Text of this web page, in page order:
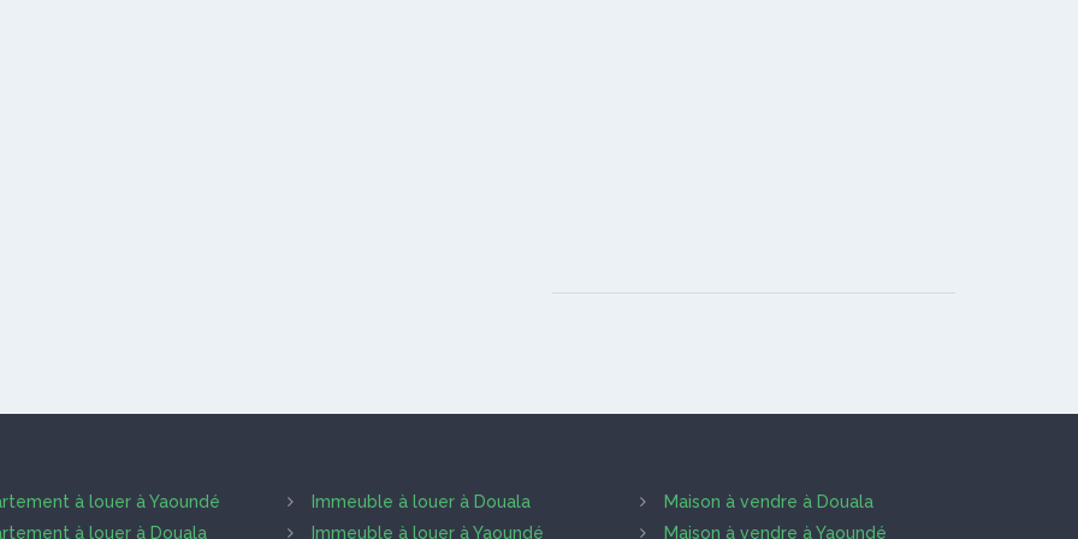
à louer à Yaoundé
à louer à Douala
Immeuble à louer à Douala
Immeuble à louer à Yaoundé
Maison à vendre à Douala
Maison à vendre à Yaoundé